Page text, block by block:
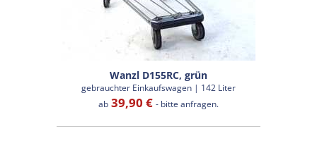
Wanzl D155RC, grün
gebrauchter Einkaufswagen | 142 Liter
ab39,90 € - bitte anfragen.